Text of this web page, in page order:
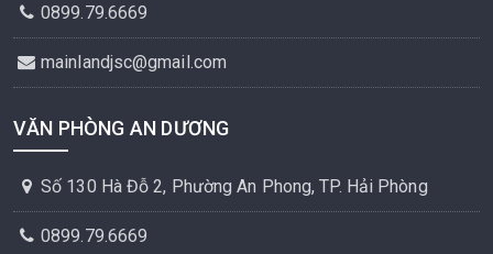
0899.79.6669
mainlandjsc@gmail.com
VĂN PHÒNG AN DƯƠNG
Số 130 Hà Đỗ 2, Phường An Phong, TP. Hải Phòng
0899.79.6669